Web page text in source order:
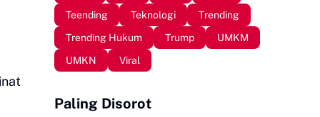
Teending
Teknologi
Trending
Trending Hukum
Trump
UMKM
UMKN
Viral
Paling Disorot